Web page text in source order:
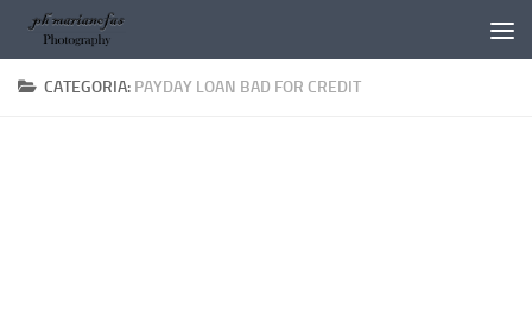
Salta al contenuto
CATEGORIA: PAYDAY LOAN BAD FOR CREDIT